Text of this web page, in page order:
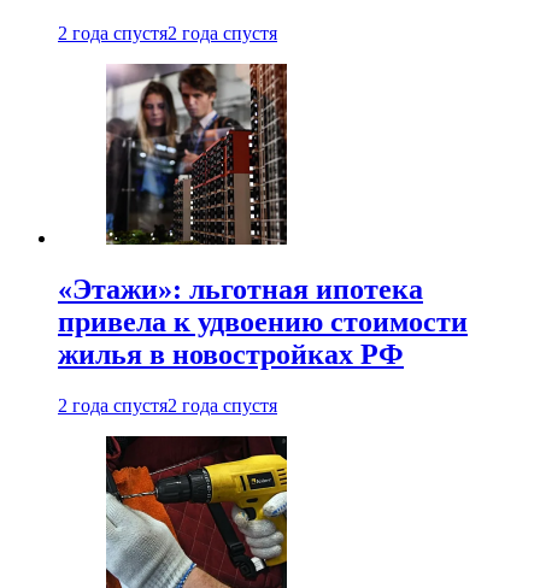
2 года спустя2 года спустя
«Этажи»: льготная ипотека
привела к удвоению стоимости
жилья в новостройках РФ
2 года спустя2 года спустя